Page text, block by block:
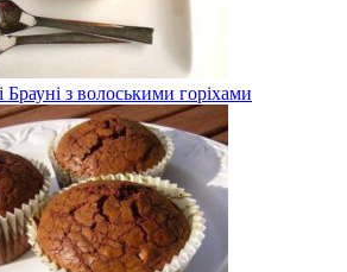
Брауні з волоськими горіхами